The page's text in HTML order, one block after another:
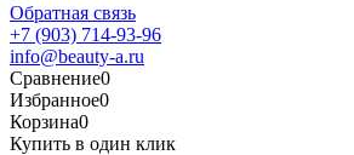
Обратная связь
+7 (903) 714-93-96
info@beauty-a.ru
Сравнение0
Избранное0
Корзина0
Купить в один клик